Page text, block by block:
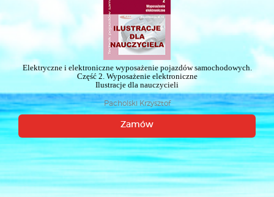
Elektryczne i elektroniczne wyposażenie pojazdów samochodowych.
Część 2. Wyposażenie elektroniczne
Ilustracje dla nauczycieli
Pacholski Krzysztof
Zamów